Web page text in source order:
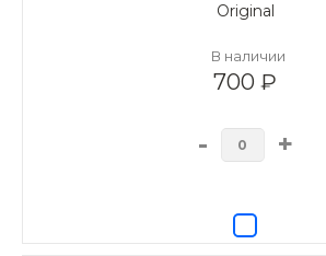
Original
В наличии
700 ₽
- +